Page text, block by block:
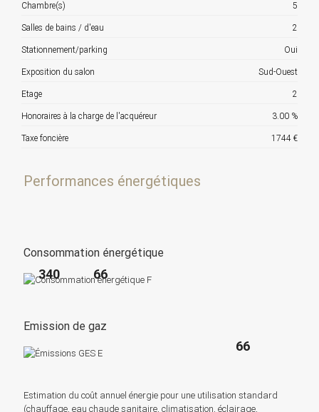
Chambre(s) 5
Salles de bains / d'eau 2
Stationnement/parking Oui
Exposition du salon Sud-Ouest
Etage 2
Honoraires à la charge de l'acquéreur 3.00 %
Taxe foncière 1744 €
Performances énergétiques
Consommation énergétique
340 66
Emission de gaz
66
Estimation du coût annuel énergie pour une utilisation standard
(chauffage, eau chaude sanitaire, climatisation, éclairage,